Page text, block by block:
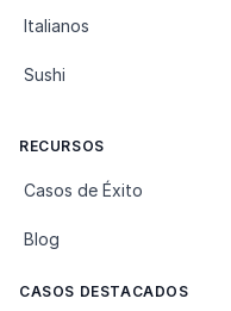
Italianos
Sushi
RECURSOS
Casos de Éxito
Blog
CASOS DESTACADOS